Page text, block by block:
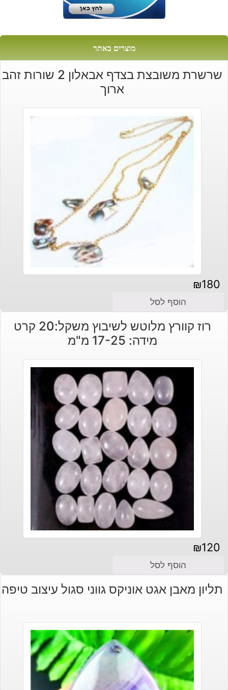
מוצרים באתר
שרשרת משובצת בצדף אבאלון 2 שורות זהב
ארוך
₪180
הוסף לסל
רוז קוורץ מלוטש לשיבוץ משקל:20 קרט
מידה: 17-25 מ"מ
₪120
הוסף לסל
תליון מאבן אגט אוניקס גווני סגול עיצוב טיפה